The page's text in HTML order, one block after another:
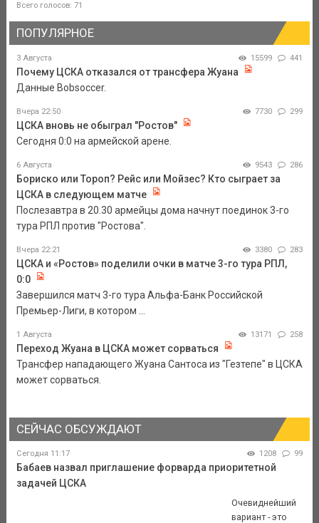
Всего голосов: 71
ПОПУЛЯРНОЕ
3 Августа 15599 441
Почему ЦСКА отказался от трансфера Жуана
Данные Bobsoccer.
Вчера 22:50 7730 299
ЦСКА вновь не обыграл "Ростов"
Сегодня 0:0 на армейской арене.
6 Августа 9543 286
Бориско или Тороп? Рейс или Мойзес? Кто сыграет за
ЦСКА в следующем матче
Послезавтра в 20.30 армейцы дома начнут поединок 3-го
тура РПЛ против "Ростова".
Вчера 22:21 3380 283
ЦСКА и «Ростов» поделили очки в матче 3-го тура РПЛ,
0:0
Завершился матч 3-го тура Альфа-Банк Российской
Премьер-Лиги, в котором ...
1 Августа 13171 258
Переход Жуана в ЦСКА может сорваться
Трансфер нападающего Жуана Сантоса из "Гезтепе" в ЦСКА
может сорваться.
СЕЙЧАС ОБСУЖДАЮТ
Сегодня 11:17 1208 99
Бабаев назвал приглашение форварда приоритетной
задачей ЦСКА
Очевиднейший
вариант - это